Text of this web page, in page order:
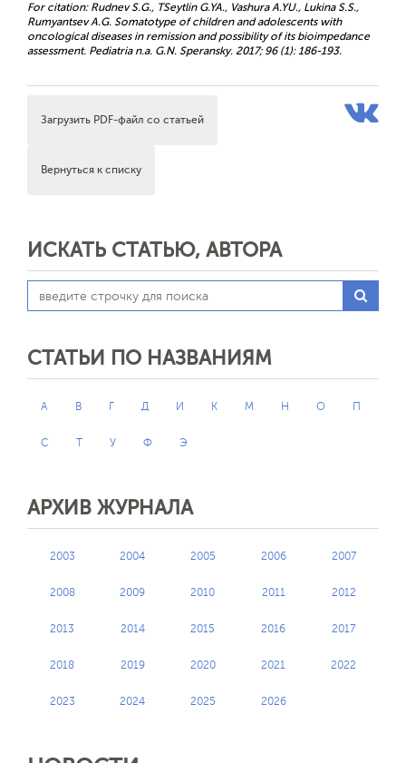
For citation: Rudnev S.G., TSeytlin G.YA., Vashura A.YU., Lukina S.S.,
Rumyantsev A.G. Somatotype of children and adolescents with
oncological diseases in remission and possibility of its bioimpedance
assessment. Pediatria n.a. G.N. Speransky. 2017; 96 (1): 186-193.
Загрузить PDF-файл со статьей
Вернуться к списку
ИСКАТЬ СТАТЬЮ, АВТОРА
СТАТЬИ ПО НАЗВАНИЯМ
А В Г Д И К М Н О П
С Т У Ф Э
АРХИВ ЖУРНАЛА
2003 2004 2005 2006 2007
2008 2009 2010 2011 2012
2013 2014 2015 2016 2017
2018 2019 2020 2021 2022
2023 2024 2025 2026